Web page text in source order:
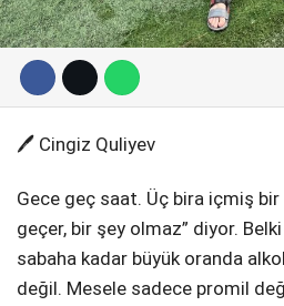
🖊️ Cingiz Quliyev
Gece geç saat. Üç bira içmiş bir
geçer, bir şey olmaz” diyor. Belki
sabaha kadar büyük oranda
değil. Mesele sadece promil